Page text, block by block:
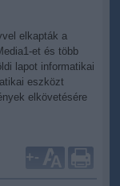
elkapták a
et és több
lapot informatikai
eszközt
elkövetésére
+-